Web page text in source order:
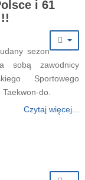
i 61
sezon
sobą zawodnicy
Sportowego
do.
Czytaj więcej...